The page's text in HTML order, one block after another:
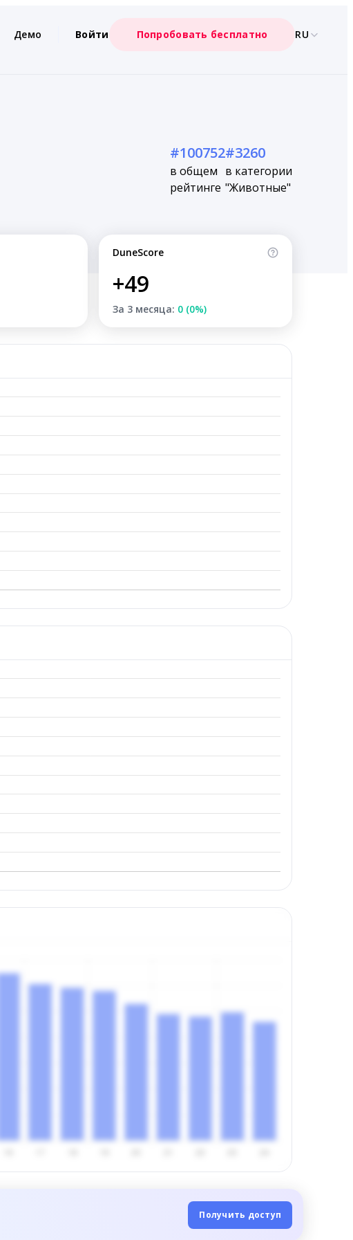
Демо Войти Попробовать бесплатно RU
#100752
в общем
рейтинге
#3260
в категории
"Животные"
DuneScore
+49
За 3 месяца: 0 (0%)
Получить доступ